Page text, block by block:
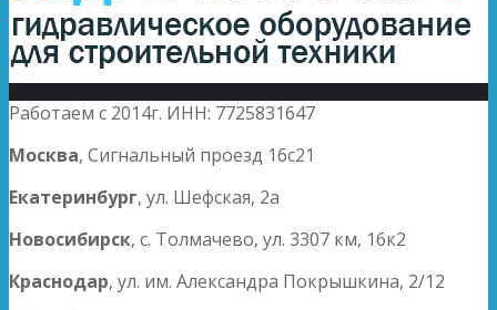
Работаем с 2014г. ИНН: 7725831647
Москва, Сигнальный проезд 16с21
Екатеринбург, ул. Шефская, 2а
Новосибирск, с. Толмачево, ул. 3307 км, 16к2
Краснодар, ул. им. Александра Покрышкина, 2/12